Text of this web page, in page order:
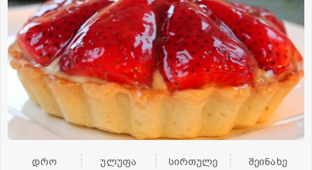
დრო ულუფა სირთულე შეინახე